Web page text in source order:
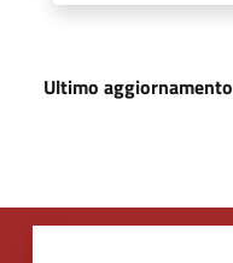
Ultimo aggiornamento